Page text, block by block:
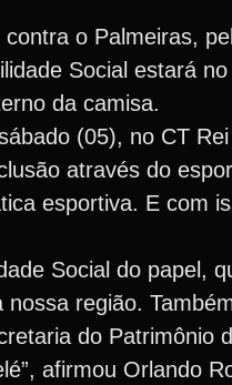
o Palmeiras,
Social estará
da camisa.
(05), no CT
através do
esportiva. E com
Social do papel,
região.
do Patrimônio
afirmou Orlando